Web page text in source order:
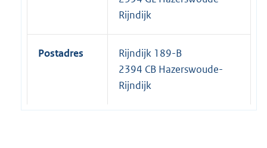
Rijndijk
Postadres
Rijndijk 189-B
2394 CB Hazerswoude-
Rijndijk